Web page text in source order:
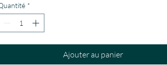
*
Ajouter au panier